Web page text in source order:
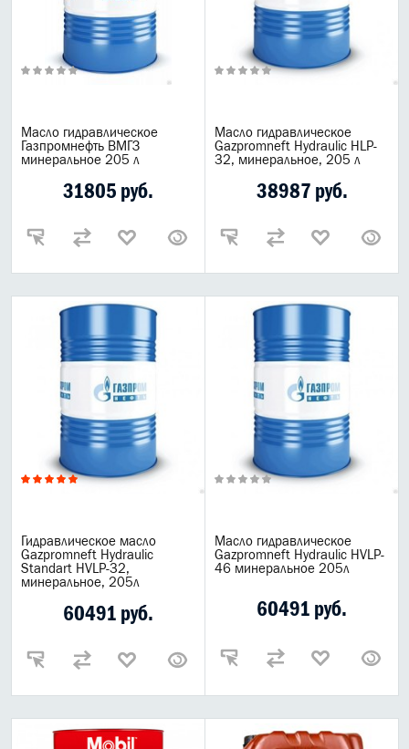
Масло гидравлическое
Газпромнефть ВМГЗ
минеральное 205 л
31805 руб.
Масло гидравлическое
Gazpromneft Hydraulic HLP-
32, минеральное, 205 л
38987 руб.
Гидравлическое масло
Gazpromneft Hydraulic
Standart HVLP-32,
минеральное, 205л
60491 руб.
Масло гидравлическое
Gazpromneft Hydraulic HVLP-
46 минеральное 205л
60491 руб.